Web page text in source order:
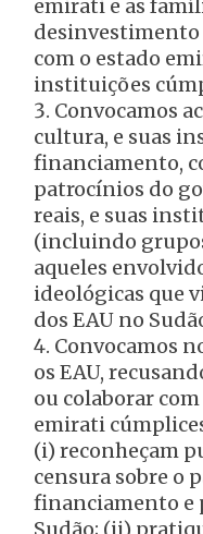
emirati e as
desinvestimento
com o estado
instituições
Convocamos
cultura, e suas
financiamento,
patrocínios do
reais, e suas
(incluindo
aqueles
ideológicas que
dos EAU no
Convocamos
os EAU,
ou colaborar
emirati
(i) reconheçam
censura sobre o
financiamento e